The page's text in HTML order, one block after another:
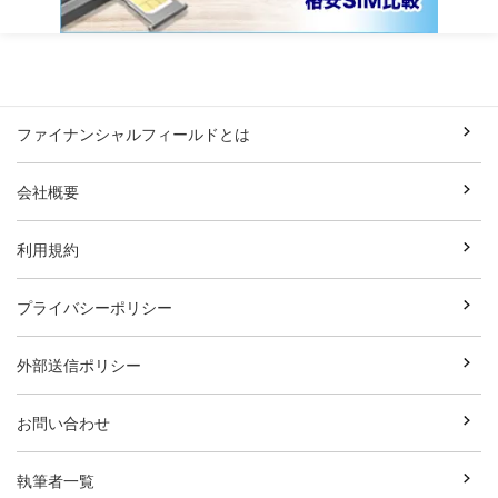
ファイナンシャルフィールドとは
会社概要
利用規約
プライバシーポリシー
外部送信ポリシー
お問い合わせ
執筆者一覧